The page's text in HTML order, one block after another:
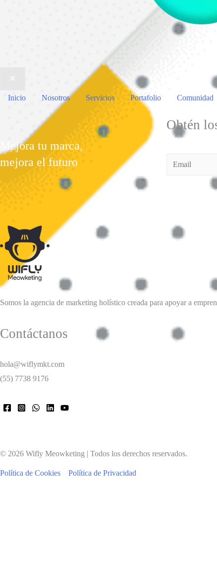
Inicio Nosotros Servicios Portafolio Comunidad
Mejora tu marca,
mejora el futuro
Obtén
Somos la agencia de marketing holístico creada para apoyar a
Contáctanos
hola@wiflymkt.com
(55) 7738 9176
© 2026 Wifly Meowketing | Todos los derechos reservados.
Política de Cookies Política de Privacidad